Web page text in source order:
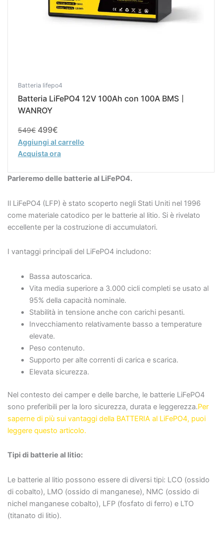
Batteria lifepo4
Batteria LiFePO4 12V 100Ah con 100A BMS丨
WANROY
549€ 499€
Aggiungi al carrello
Acquista ora
Parleremo delle batterie al LiFePO4.
Il LiFePO4 (LFP) è stato scoperto negli Stati Uniti nel 1996
come materiale catodico per le batterie al litio. Si è rivelato
eccellente per la costruzione di accumulatori.
I vantaggi principali del LiFePO4 includono:
Bassa autoscarica.
Vita media superiore a 3.000 cicli completi se usato al
95% della capacità nominale.
Stabilità in tensione anche con carichi pesanti.
Invecchiamento relativamente basso a temperature
elevate.
Peso contenuto.
Supporto per alte correnti di carica e scarica.
Elevata sicurezza.
Nel contesto dei camper e delle barche, le batterie LiFePO4
sono preferibili per la loro sicurezza, durata e leggerezza.Per
saperne di più sui vantaggi della BATTERIA al LiFePO4, puoi
leggere questo articolo.
Tipi di batterie al litio:
Le batterie al litio possono essere di diversi tipi: LCO (ossido
di cobalto), LMO (ossido di manganese), NMC (ossido di
nichel manganese cobalto), LFP (fosfato di ferro) e LTO
(titanato di litio).